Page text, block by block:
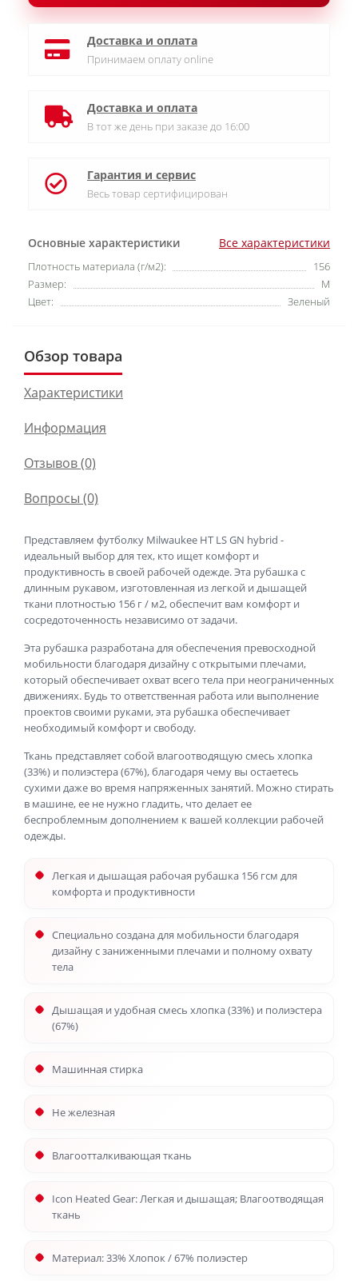
Основные характеристики Все характеристики
Плотность материала (г/м2):
156
Размер:
M
Цвет:
Зеленый
Доставка и оплата
Принимаем оплату online
Доставка и оплата
В тот же день при заказе до 16:00
Гарантия и сервис
Весь товар сертифицирован
Обзор товара
Характеристики
Информация
Отзывов (0)
Вопросы (0)
Представляем футболку Milwaukee HT LS GN hybrid -
идеальный выбор для тех, кто ищет комфорт и
продуктивность в своей рабочей одежде. Эта рубашка с
длинным рукавом, изготовленная из легкой и дышащей
ткани плотностью 156 г / м2, обеспечит вам комфорт и
сосредоточенность независимо от задачи.
Эта рубашка разработана для обеспечения превосходной
мобильности благодаря дизайну с открытыми плечами,
который обеспечивает охват всего тела при неограниченных
движениях. Будь то ответственная работа или выполнение
проектов своими руками, эта рубашка обеспечивает
необходимый комфорт и свободу.
Ткань представляет собой влагоотводящую смесь хлопка
(33%) и полиэстера (67%), благодаря чему вы остаетесь
сухими даже во время напряженных занятий. Можно стирать
в машине, ее не нужно гладить, что делает ее
беспроблемным дополнением к вашей коллекции рабочей
одежды.
Легкая и дышащая рабочая рубашка 156 гсм для
комфорта и продуктивности
Специально создана для мобильности благодаря
дизайну с заниженными плечами и полному охвату
тела
Дышащая и удобная смесь хлопка (33%) и полиэстера
(67%)
Машинная стирка
Не железная
Влагоотталкивающая ткань
Icon Heated Gear: Легкая и дышащая; Влагоотводящая
ткань
Материал: 33% Хлопок / 67% полиэстер